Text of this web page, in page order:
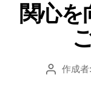
関心
投
作成